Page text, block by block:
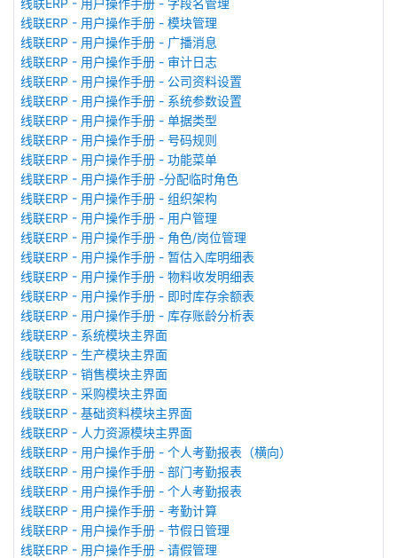
线联ERP - 用户操作手册 - 字段名管理
线联ERP - 用户操作手册 - 模块管理
线联ERP - 用户操作手册 - 广播消息
线联ERP - 用户操作手册 - 审计日志
线联ERP - 用户操作手册 - 公司资料设置
线联ERP - 用户操作手册 - 系统参数设置
线联ERP - 用户操作手册 - 单据类型
线联ERP - 用户操作手册 - 号码规则
线联ERP - 用户操作手册 - 功能菜单
线联ERP - 用户操作手册 -分配临时角色
线联ERP - 用户操作手册 - 组织架构
线联ERP - 用户操作手册 - 用户管理
线联ERP - 用户操作手册 - 角色/岗位管理
线联ERP - 用户操作手册 - 暂估入库明细表
线联ERP - 用户操作手册 - 物料收发明细表
线联ERP - 用户操作手册 - 即时库存余额表
线联ERP - 用户操作手册 - 库存账龄分析表
线联ERP - 系统模块主界面
线联ERP - 生产模块主界面
线联ERP - 销售模块主界面
线联ERP - 采购模块主界面
线联ERP - 基础资料模块主界面
线联ERP - 人力资源模块主界面
线联ERP - 用户操作手册 - 个人考勤报表（横向）
线联ERP - 用户操作手册 - 部门考勤报表
线联ERP - 用户操作手册 - 个人考勤报表
线联ERP - 用户操作手册 - 考勤计算
线联ERP - 用户操作手册 - 节假日管理
线联ERP - 用户操作手册 - 请假管理